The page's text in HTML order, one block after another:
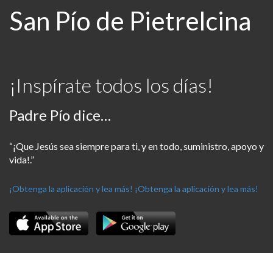
San Pío de Pietrelcina
¡Inspírate todos los días!
Padre Pío dice…
“¡Que Jesús sea siempre para ti, y en todo, suministro, apoyo y
vida!.”
¡Obtenga la aplicación y lea más! ¡Obtenga la aplicación y lea más!